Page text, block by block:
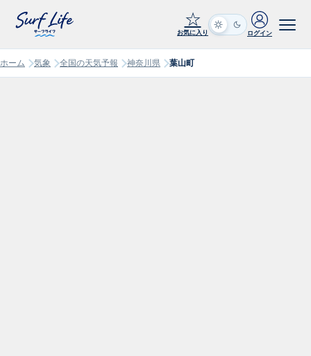
☆
お気に入り ログイン
ホーム 気象 全国の天気予報 神奈川県 葉山町